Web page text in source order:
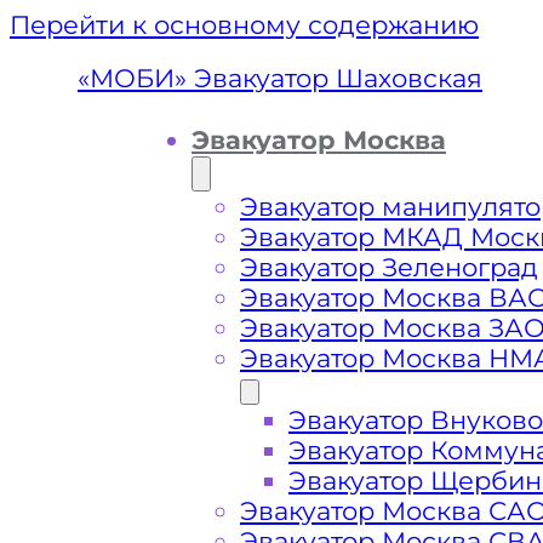
Перейти к основному содержанию
«МОБИ» Эвакуатор Шаховская
Эвакуатор Москва
Эвакуатор
Эвакуатор МКАД
Эвакуатор Зеленоград
Эвакуатор Москва
Эвакуатор Москва
Эвакуатор Москва
Эвакуатор Внуково
Эвакуатор
Эвакуатор
Эвакуатор Москва